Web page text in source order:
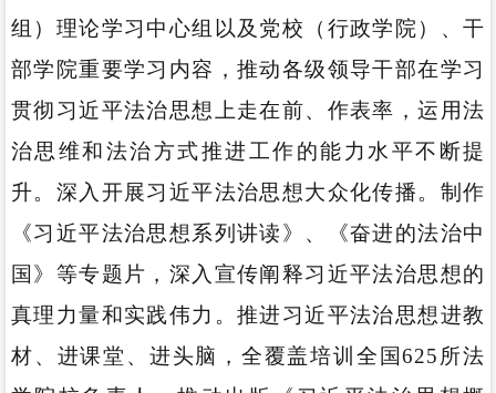
组）理论学习中心组以及党校（行政学院）、干
部学院重要学习内容，推动各级领导干部在学习
贯彻习近平法治思想上走在前、作表率，运用法
治思维和法治方式推进工作的能力水平不断提
升。深入开展习近平法治思想大众化传播。制作
《习近平法治思想系列讲读》、《奋进的法治中
国》等专题片，深入宣传阐释习近平法治思想的
真理力量和实践伟力。推进习近平法治思想进教
材、进课堂、进头脑，全覆盖培训全国625所法